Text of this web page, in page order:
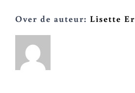
Over de auteur: Lisette